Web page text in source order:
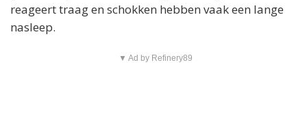
reageert traag en schokken hebben vaak een lange
nasleep.
▼ Ad by Refinery89